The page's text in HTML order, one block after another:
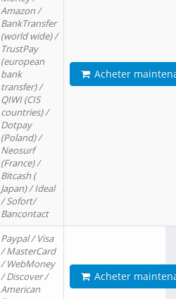
Amazon /
BankTransfer
(world wide) /
TrustPay
(european
bank
transfer) /
QIWI (CIS
countries) /
Dotpay
(Poland) /
Neosurf
(France) /
Bitcash (
Japan) / Ideal
/ Sofort/
Bancontact
Acheter
Paypal / Visa
/ MasterCard
/ WebMoney
/ Discover /
American
Acheter